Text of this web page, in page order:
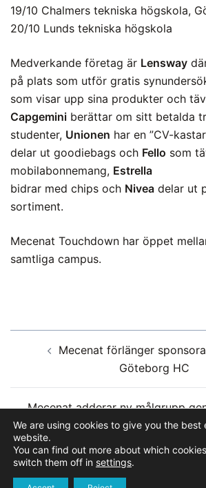
19/10 Chalmers tekniska högskola,
20/10 Lunds tekniska högskola
Medverkande företag är Lensway
på plats som utför gratis
som visar upp sina produkter och
Capgemini berättar om sitt betalda
studenter, Unionen har en ”CV-
delar ut goodiebags och Fello som
mobilabonnemang, Estrella
bidrar med chips och Nivea delar ut
sortiment.
Mecenat Touchdown har öppet
samtliga campus.
Mecenat förlänger
Göteborg HC
Mecenat adderar ny målgrupp
Seniordays
We are using cookies to give you the best
website.
You can find out more about which
switch them off in settings.